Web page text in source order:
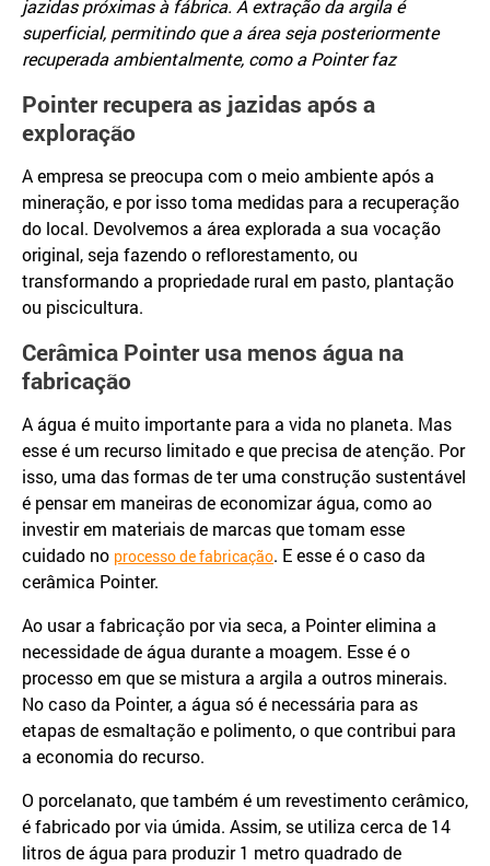
jazidas próximas à fábrica. A extração da argila é
superficial, permitindo que a área seja posteriormente
recuperada ambientalmente, como a Pointer faz
Pointer recupera as jazidas após a
exploração
A empresa se preocupa com o meio ambiente após a
mineração, e por isso toma medidas para a recuperação
do local. Devolvemos a área explorada a sua vocação
original, seja fazendo o reflorestamento, ou
transformando a propriedade rural em pasto, plantação
ou piscicultura.
Cerâmica Pointer usa menos água na
fabricação
A água é muito importante para a vida no planeta. Mas
esse é um recurso limitado e que precisa de atenção. Por
isso, uma das formas de ter uma construção sustentável
é pensar em maneiras de economizar água, como ao
investir em materiais de marcas que tomam esse
cuidado no processo de fabricação. E esse é o caso da
cerâmica Pointer.
Ao usar a fabricação por via seca, a Pointer elimina a
necessidade de água durante a moagem. Esse é o
processo em que se mistura a argila a outros minerais.
No caso da Pointer, a água só é necessária para as
etapas de esmaltação e polimento, o que contribui para
a economia do recurso.
O porcelanato, que também é um revestimento cerâmico,
é fabricado por via úmida. Assim, se utiliza cerca de 14
litros de água para produzir 1 metro quadrado de